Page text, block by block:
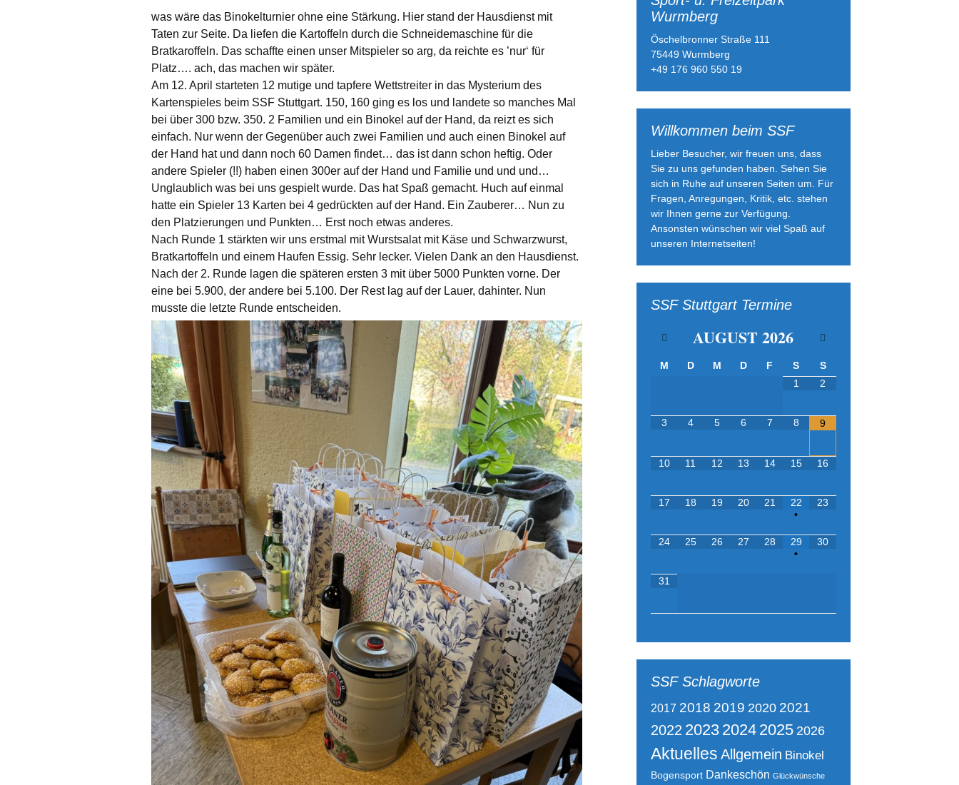
Wandern
Vorsitzenden 02_2025
Mühlhausen Enzschleife
Föhrlibesuch trotz
Corona auch 2020
Frühjahrswanderung
2019 Rund um das
Bärenschlössle
Frühjahrswanderung
2018 Kloster Maulbronn
was wäre das Binokelturnier ohne eine Stärkung. Hier stand der Hausdienst mit
Taten zur Seite. Da liefen die Kartoffeln durch die Schneidemaschine für die
Bratkaroffeln. Das schaffte einen unser Mitspieler so arg, da reichte es ’nur‘ für
Platz…. ach, das machen wir später.
Am 12. April starteten 12 mutige und tapfere Wettstreiter in das Mysterium des
Kartenspieles beim SSF Stuttgart. 150, 160 ging es los und landete so manches Mal
bei über 300 bzw. 350. 2 Familien und ein Binokel auf der Hand, da reizt es sich
einfach. Nur wenn der Gegenüber auch zwei Familien und auch einen Binokel auf
der Hand hat und dann noch 60 Damen findet… das ist dann schon heftig. Oder
andere Spieler (!!) haben einen 300er auf der Hand und Familie und und und…
Unglaublich was bei uns gespielt wurde. Das hat Spaß gemacht. Huch auf einmal
hatte ein Spieler 13 Karten bei 4 gedrückten auf der Hand. Ein Zauberer… Nun zu
den Platzierungen und Punkten… Erst noch etwas anderes.
Nach Runde 1 stärkten wir uns erstmal mit Wurstsalat mit Käse und Schwarzwurst,
Bratkartoffeln und einem Haufen Essig. Sehr lecker. Vielen Dank an den Hausdienst.
Nach der 2. Runde lagen die späteren ersten 3 mit über 5000 Punkten vorne. Der
eine bei 5.900, der andere bei 5.100. Der Rest lag auf der Lauer, dahinter. Nun
musste die letzte Runde entscheiden.
Wurmberg
Öschelbronner Straße 111
75449 Wurmberg
+49 176 960 550 19
Willkommen beim SSF
Lieber Besucher, wir freuen uns, dass
Sie zu uns gefunden haben. Sehen Sie
sich in Ruhe auf unseren Seiten um. Für
Fragen, Anregungen, Kritik, etc. stehen
wir Ihnen gerne zur Verfügung.
Ansonsten wünschen wir viel Spaß auf
unseren Internetseiten!
SSF Stuttgart Termine
AUGUST 2026
M D M D F S
S
1
2
3 4 5 6 7 8 9
10 11 12 13 14 15 16
17 18 19 20 21
22
•
23
24 25 26 27 28
29
•
30
31
SSF Schlagworte
2017 2018 2019 2020 2021
2022 2023 2024 2025 2026
Aktuelles Allgemein Binokel
Bogensport Dankeschön Glückwünsche